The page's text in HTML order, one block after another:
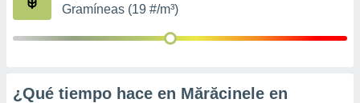
de
Gramíneas (19 #/m³)
¿Qué tiempo hace en Mărăcinele en